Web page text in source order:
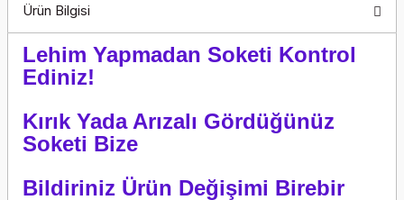
Ürün Bilgisi
Lehim Yapmadan Soketi Kontrol
Ediniz!
Kırık Yada Arızalı Gördüğünüz
Soketi Bize
Bildiriniz Ürün Değişimi Birebir